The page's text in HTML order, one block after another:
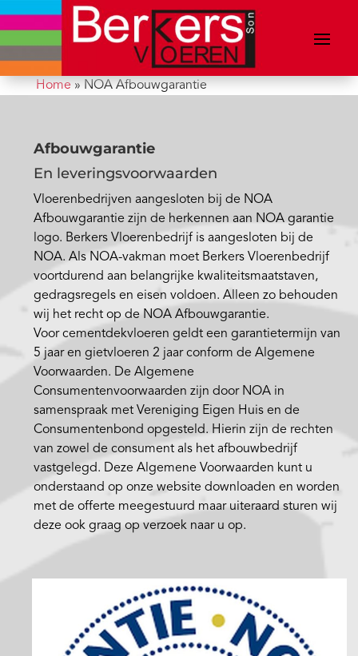
Home» NOA Afbouwgarantie
Afbouwgarantie
En leveringsvoorwaarden
Vloerenbedrijven aangesloten bij de NOA
Afbouwgarantie zijn de herkennen aan NOA garantie
logo. Berkers Vloerenbedrijf is aangesloten bij de
NOA. Als NOA-vakman moet Berkers Vloerenbedrijf
voortdurend aan belangrijke kwaliteitsmaatstaven,
gedragsregels en eisen voldoen. Alleen zo behouden
wij het recht op de NOA Afbouwgarantie.
Voor cementdekvloeren geldt een garantietermijn van
5 jaar en gietvloeren 2 jaar conform de Algemene
Voorwaarden. De Algemene
Consumentenvoorwaarden zijn door NOA in
samenspraak met Vereniging Eigen Huis en de
Consumentenbond opgesteld. Hierin zijn de rechten
van zowel de consument als het afbouwbedrijf
vastgelegd. Deze Algemene Voorwaarden kunt u
onderstaand op onze website downloaden en worden
met de offerte meegestuurd maar uiteraard sturen wij
deze ook graag op verzoek naar u op.